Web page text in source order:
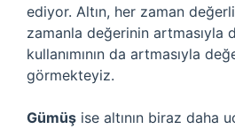
ediyor. Altın, her zaman
zamanla değerinin artmasıyla
kullanımının da artmasıyla
görmekteyiz.
Gümüş ise altının biraz daha